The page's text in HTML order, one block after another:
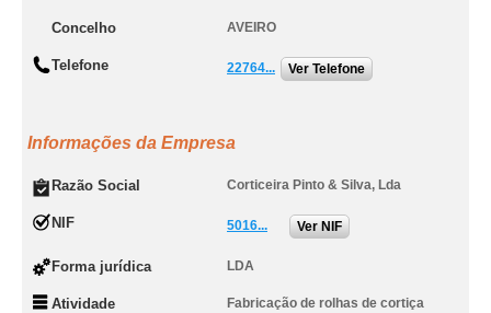
Concelho AVEIRO
Telefone 22764... Ver Telefone
Informações da Empresa
Razão Social Corticeira Pinto & Silva, Lda
NIF 5016... Ver NIF
Forma jurídica LDA
Atividade Fabricação de rolhas de cortiça